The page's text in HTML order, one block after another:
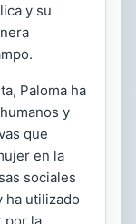
y su
Paloma ha
y
que
en la
sociales
ha utilizado